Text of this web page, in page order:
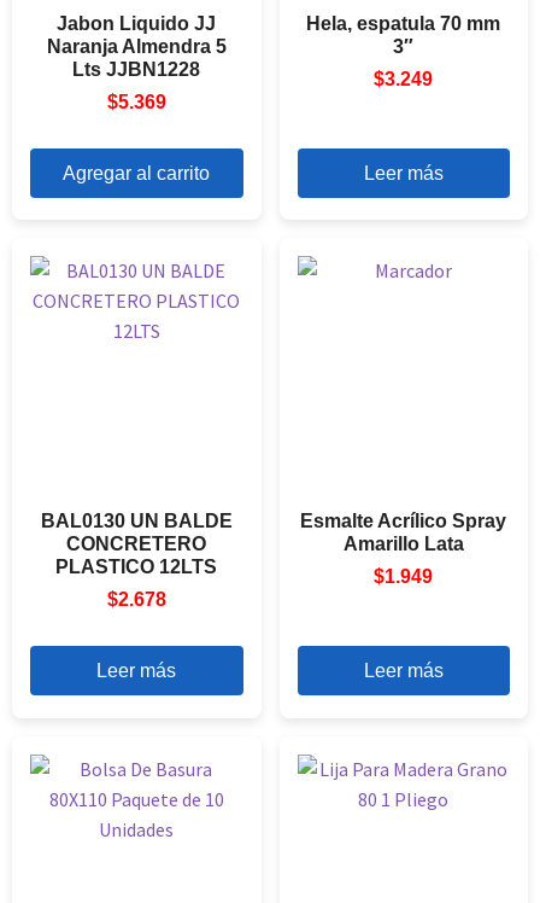
Jabon Liquido JJ
Naranja Almendra 5
Lts JJBN1228
$5.369
Agregar al carrito
Hela, espatula 70 mm
3″
$3.249
Leer más
BAL0130 UN BALDE
CONCRETERO
PLASTICO 12LTS
$2.678
Leer más
Esmalte Acrílico Spray
Amarillo Lata
$1.949
Leer más